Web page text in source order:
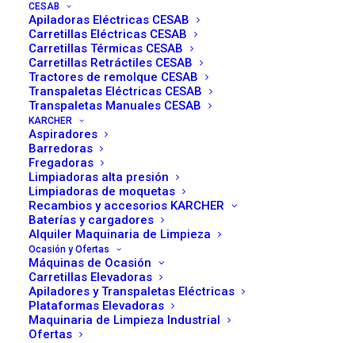
CESAB
Apiladoras Eléctricas CESAB
Carretillas Eléctricas CESAB
Carretillas Térmicas CESAB
Carretillas Retráctiles CESAB
Tractores de remolque CESAB
Transpaletas Eléctricas CESAB
Transpaletas Manuales CESAB
KARCHER
Aspiradores
Barredoras
Fregadoras
Limpiadoras alta presión
Limpiadoras de moquetas
Recambios y accesorios KARCHER
Baterías y cargadores
Alquiler Maquinaria de Limpieza
Ocasión y Ofertas
Máquinas de Ocasión
Carretillas Elevadoras
Apiladores y Transpaletas Eléctricas
Plataformas Elevadoras
Maquinaria de Limpieza Industrial
Ofertas
Errores al elegir una carretilla
que acaban saliendo caros